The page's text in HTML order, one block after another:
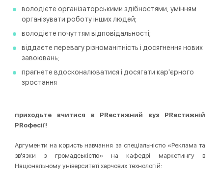
володієте організаторськими здібностями, умінням
організувати роботу інших людей;
володієте почуттям відповідальності;
віддаєте перевагу різноманітність і досягнення нових
завоювань;
прагнете вдосконалюватися і досягати кар'єрного
зростання
приходьте вчитися в PRестижний вуз PRестижній
PRофесії!
Аргументи на користь навчання за спеціальністю «Реклама та
зв'язки з громадськістю» на кафедрі маркетингу в
Національному університеті харчових технологій: